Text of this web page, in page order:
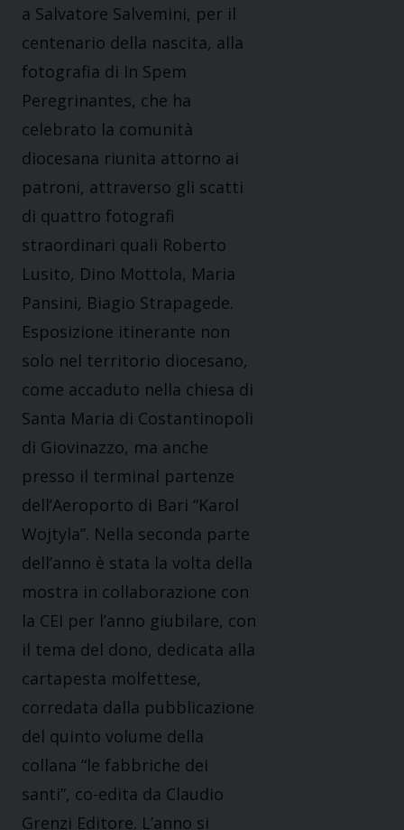
a Salvatore Salvemini, per il
centenario della nascita, alla
fotografia di In Spem
Peregrinantes, che ha
celebrato la comunità
diocesana riunita attorno ai
patroni, attraverso gli scatti
di quattro fotografi
straordinari quali Roberto
Lusito, Dino Mottola, Maria
Pansini, Biagio Strapagede.
Esposizione itinerante non
solo nel territorio diocesano,
come accaduto nella chiesa di
Santa Maria di Costantinopoli
di Giovinazzo, ma anche
presso il terminal partenze
dell’Aeroporto di Bari “Karol
Wojtyla”. Nella seconda parte
dell’anno è stata la volta della
mostra in collaborazione con
la CEI per l’anno giubilare, con
il tema del dono, dedicata alla
cartapesta molfettese,
corredata dalla pubblicazione
del quinto volume della
collana “le fabbriche dei
santi”, co-edita da Claudio
Grenzi Editore. L’anno si